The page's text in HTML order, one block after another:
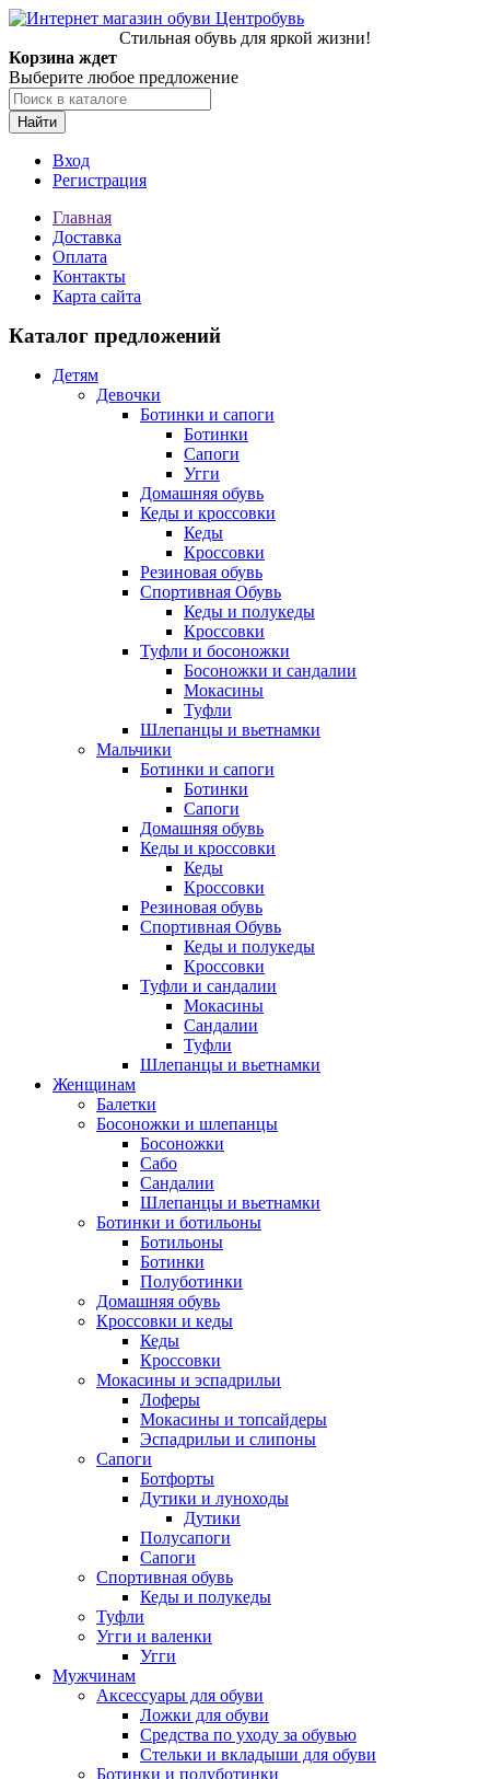
Стильная обувь для яркой жизни!
Корзина ждет
Выберите любое предложение
Найти
Вход
Регистрация
Главная
Доставка
Оплата
Контакты
Карта сайта
Каталог предложений
Детям
Девочки
Ботинки и сапоги
Ботинки
Сапоги
Угги
Домашняя обувь
Кеды и кроссовки
Кеды
Кроссовки
Резиновая обувь
Спортивная Обувь
Кеды и полукеды
Кроссовки
Туфли и босоножки
Босоножки и сандалии
Мокасины
Туфли
Шлепанцы и вьетнамки
Мальчики
Ботинки и сапоги
Ботинки
Сапоги
Домашняя обувь
Кеды и кроссовки
Кеды
Кроссовки
Резиновая обувь
Спортивная Обувь
Кеды и полукеды
Кроссовки
Туфли и сандалии
Мокасины
Сандалии
Туфли
Шлепанцы и вьетнамки
Женщинам
Балетки
Босоножки и шлепанцы
Босоножки
Сабо
Сандалии
Шлепанцы и вьетнамки
Ботинки и ботильоны
Ботильоны
Ботинки
Полуботинки
Домашняя обувь
Кроссовки и кеды
Кеды
Кроссовки
Мокасины и эспадрильи
Лоферы
Мокасины и топсайдеры
Эспадрильи и слипоны
Сапоги
Ботфорты
Дутики и луноходы
Дутики
Полусапоги
Сапоги
Спортивная обувь
Кеды и полукеды
Туфли
Угги и валенки
Угги
Мужчинам
Аксессуары для обуви
Ложки для обуви
Средства по уходу за обувью
Стельки и вкладыши для обуви
Ботинки и полуботинки